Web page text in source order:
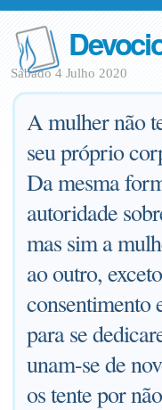
Sábado 4 Julho 2020
A mulher não
seu próprio
Da mesma
autoridade
mas sim a
ao outro,
consentimento
para se
unam-se de
os tente por